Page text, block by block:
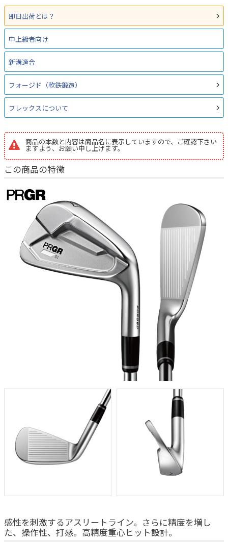
即日出荷とは？
中上級者向け
新溝適合
フォージド（軟鉄鍛造）
フレックスについて
商品の本数と内容は商品名に表示していますので、ご確認下さい
ますよう、お願い申し上げます。
この商品の特徴
感性を刺激するアスリートライン。さらに精度を増し
た、操作性、打感。高精度重心ヒット設計。